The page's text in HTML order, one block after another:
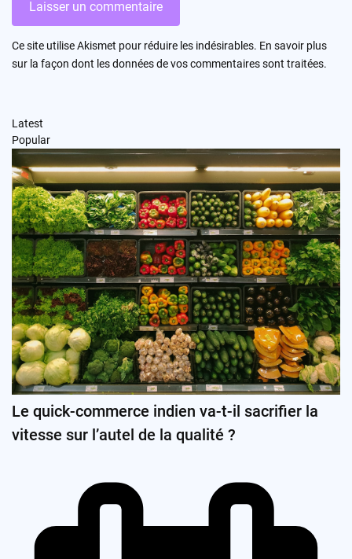
Ce site utilise Akismet pour réduire les indésirables. En savoir plus
sur la façon dont les données de vos commentaires sont traitées.
Latest
Popular
Le quick-commerce indien va-t-il sacrifier la
vitesse sur l’autel de la qualité ?